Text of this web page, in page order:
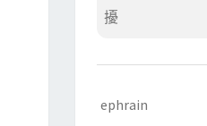
擾
ephrain